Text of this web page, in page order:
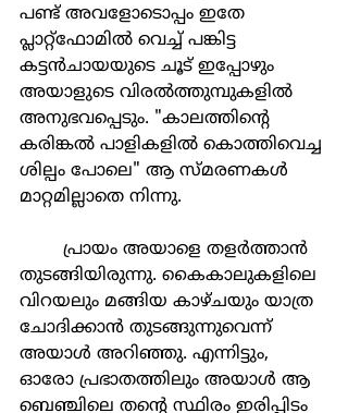
പണ്ട് അവളോടൊപ്പം ഇതേ
പ്ലാറ്റ്ഫോമിൽ വെച്ച് പങ്കിട്ട
കട്ടൻചായയുടെ ചൂട് ഇപ്പോഴും
അയാളുടെ വിരൽത്തുമ്പുകളിൽ
അനുഭവപ്പെടും. "കാലത്തിന്റെ
കരിങ്കൽ പാളികളിൽ കൊത്തിവെച്ച
ശില്പം പോലെ" ആ സ്മരണകൾ
മാറ്റമില്ലാതെ നിന്നു.
തുടങ്ങിയിരുന്നു. കൈകാലുകളിലെ
വിറയലും മങ്ങിയ കാഴ്‌ചയും യാത്ര
ചോദിക്കാൻ തുടങ്ങുന്നുവെന്ന്
അയാൾ അറിഞ്ഞു. എന്നിട്ടും,
ഓരോ പ്രഭാതത്തിലും അയാൾ ആ
ബെഞ്ചിലെ തന്റെ സ്ഥിരം ഇരിപ്പിടം